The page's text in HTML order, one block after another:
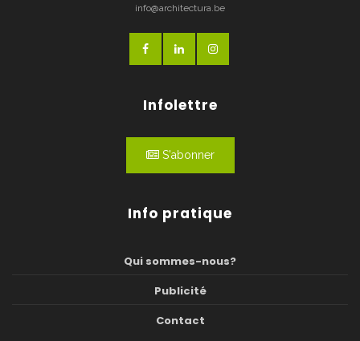
info@architectura.be
Infolettre
S'abonner
Info pratique
Qui sommes-nous?
Publicité
Contact